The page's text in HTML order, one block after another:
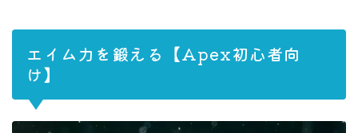
エイム力を鍛える【Apex初心者向
け】